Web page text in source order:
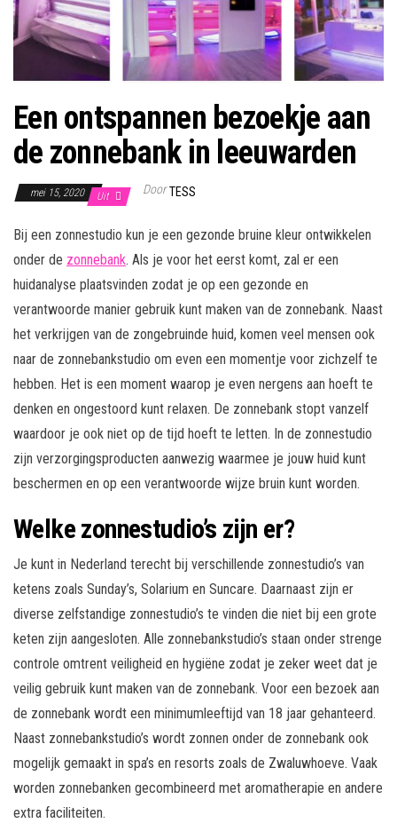
Een ontspannen bezoekje aan
de zonnebank in leeuwarden
mei 15, 2020 Uit Door TESS
Bij een zonnestudio kun je een gezonde bruine kleur ontwikkelen
onder de zonnebank. Als je voor het eerst komt, zal er een
huidanalyse plaatsvinden zodat je op een gezonde en
verantwoorde manier gebruik kunt maken van de zonnebank. Naast
het verkrijgen van de zongebruinde huid, komen veel mensen ook
naar de zonnebankstudio om even een momentje voor zichzelf te
hebben. Het is een moment waarop je even nergens aan hoeft te
denken en ongestoord kunt relaxen. De zonnebank stopt vanzelf
waardoor je ook niet op de tijd hoeft te letten. In de zonnestudio
zijn verzorgingsproducten aanwezig waarmee je jouw huid kunt
beschermen en op een verantwoorde wijze bruin kunt worden.
Welke zonnestudio’s zijn er?
Je kunt in Nederland terecht bij verschillende zonnestudio’s van
ketens zoals Sunday’s, Solarium en Suncare. Daarnaast zijn er
diverse zelfstandige zonnestudio’s te vinden die niet bij een grote
keten zijn aangesloten. Alle zonnebankstudio’s staan onder strenge
controle omtrent veiligheid en hygiëne zodat je zeker weet dat je
veilig gebruik kunt maken van de zonnebank. Voor een bezoek aan
de zonnebank wordt een minimumleeftijd van 18 jaar gehanteerd.
Naast zonnebankstudio’s wordt zonnen onder de zonnebank ook
mogelijk gemaakt in spa’s en resorts zoals de Zwaluwhoeve. Vaak
worden zonnebanken gecombineerd met aromatherapie en andere
extra faciliteiten.